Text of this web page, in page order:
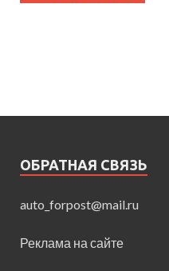
ОБРАТНАЯ СВЯЗЬ
auto_forpost@mail.ru
Реклама на сайте